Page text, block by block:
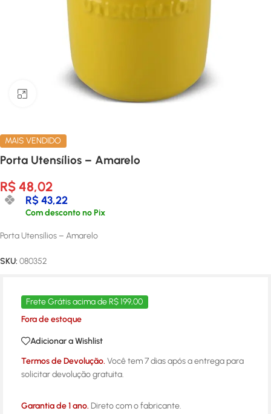
Clique para ampliar
MAIS VENDIDO
Porta Utensílios – Amarelo
R$48,02
R$43,22
Com desconto no Pix
Porta Utensílios – Amarelo
SKU: 080352
Frete Grátis acima de R$ 199,00
Fora de estoque
Adicionar a Wishlist
Termos de Devolução. Você tem 7 dias após a entrega para
solicitar devolução gratuita.
Garantia de 1 ano. Direto com o fabricante.